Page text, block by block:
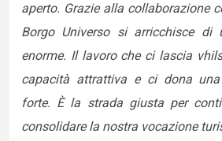
aperto. Grazie alla collaborazione
Borgo Universo si arricchisce di
enorme. Il lavoro che ci lascia
capacità attrattiva e ci dona
forte. È la strada giusta per
consolidare la nostra vocazione